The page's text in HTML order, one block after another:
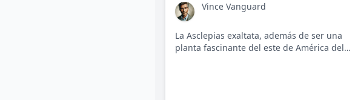
Vince Vanguard
La Asclepias exaltata, además de ser una
planta fascinante del este de América del